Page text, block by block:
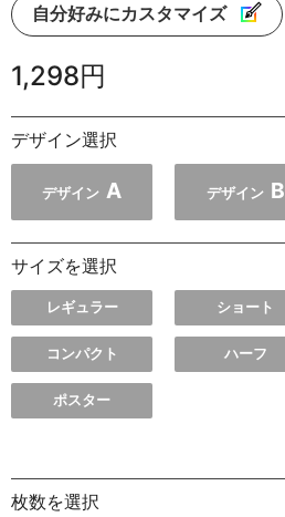
自分好みにカスタマイズ
1,298円
デザイン選択
デザイン A デザイン B
サイズを選択
レギュラー ショート
コンパクト ハーフ
ポスター
枚数を選択